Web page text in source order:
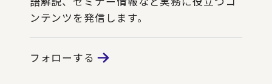
ンテンツを発信します。
フォローする